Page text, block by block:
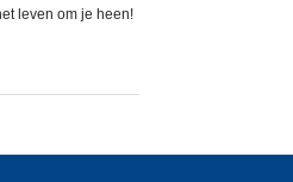
leven om je heen!